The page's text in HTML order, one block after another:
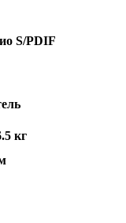
S/PDIF
кг